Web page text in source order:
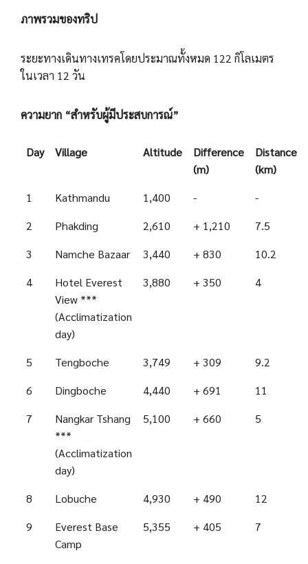
ภาพรวมของทริป
ระยะทางเดินทางเทรคโดยประมาณทั้งหมด 122 กิโลเมตร
ในเวลา 12 วัน
ความยาก “สำหรับผู้มีประสบการณ์”
Day Village Altitude
Difference
(m)
Distance
(km)
1
Kathmandu 1,400 -
-
2
Phakding 2,610 + 1,210
7.5
3
Namche Bazaar 3,440 + 830
10.2
4
Hotel Everest
View ***
(Acclimatization
day)
3,880 + 350 4
5 Tengboche 3,749 + 309
9.2
6
Dingboche 4,440 + 691
11
7
Nangkar Tshang
***
(Acclimatization
day)
5,100 + 660 5
8 Lobuche 4,930 + 490
12
9
Everest Base
Camp
5,355 + 405 7